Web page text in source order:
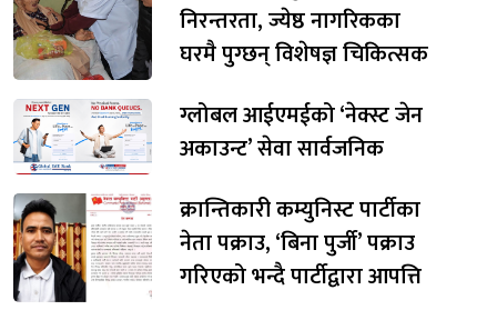
निरन्तरता, ज्येष्ठ नागरिकका
घरमै पुग्छन् विशेषज्ञ चिकित्सक
ग्लोबल आईएमईको ‘नेक्स्ट जेन
अकाउन्ट’ सेवा सार्वजनिक
क्रान्तिकारी कम्युनिस्ट पार्टीका
नेता पक्राउ, ‘बिना पुर्जी’ पक्राउ
गरिएको भन्दै पार्टीद्वारा आपत्ति